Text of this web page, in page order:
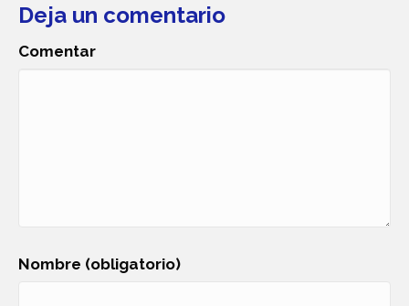
Deja un comentario
Comentar
Nombre (obligatorio)